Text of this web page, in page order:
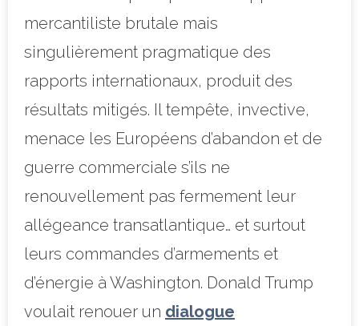
mercantiliste brutale mais
singulièrement pragmatique des
rapports internationaux, produit des
résultats mitigés. Il tempête, invective,
menace les Européens d’abandon et de
guerre commerciale s’ils ne
renouvellement pas fermement leur
allégeance transatlantique… et surtout
leurs commandes d’armements et
d’énergie à Washington. Donald Trump
voulait renouer un dialogue